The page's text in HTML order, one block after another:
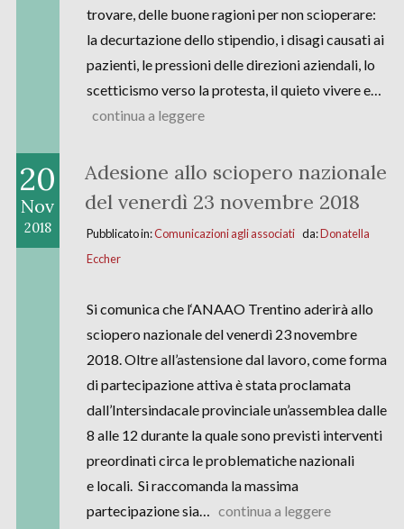
trovare, delle buone ragioni per non scioperare:
la decurtazione dello stipendio, i disagi causati ai
pazienti, le pressioni delle direzioni aziendali, lo
scetticismo verso la protesta, il quieto vivere e…
continua a leggere
Adesione allo sciopero nazionale
del venerdì 23 novembre 2018
20
Nov
2018 Pubblicato in:Comunicazioni agli associatida:Donatella
Eccher
Si comunica che l‘ANAAO Trentino aderirà allo
sciopero nazionale del venerdì 23 novembre
2018. Oltre all’astensione dal lavoro, come forma
di partecipazione attiva è stata proclamata
dall’Intersindacale provinciale un’assemblea dalle
8 alle 12 durante la quale sono previsti interventi
preordinati circa le problematiche nazionali
e locali. Si raccomanda la massima
partecipazione sia… continua a leggere